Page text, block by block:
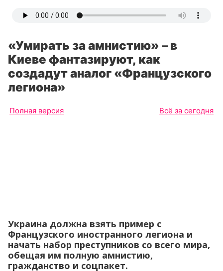
«Умирать за амнистию» – в
Киеве фантазируют, как
создадут аналог «Французского
легиона»
Полная версия Всё за сегодня
Украина должна взять пример с
Французского иностранного легиона и
начать набор преступников со всего мира,
обещая им полную амнистию,
гражданство и соцпакет.